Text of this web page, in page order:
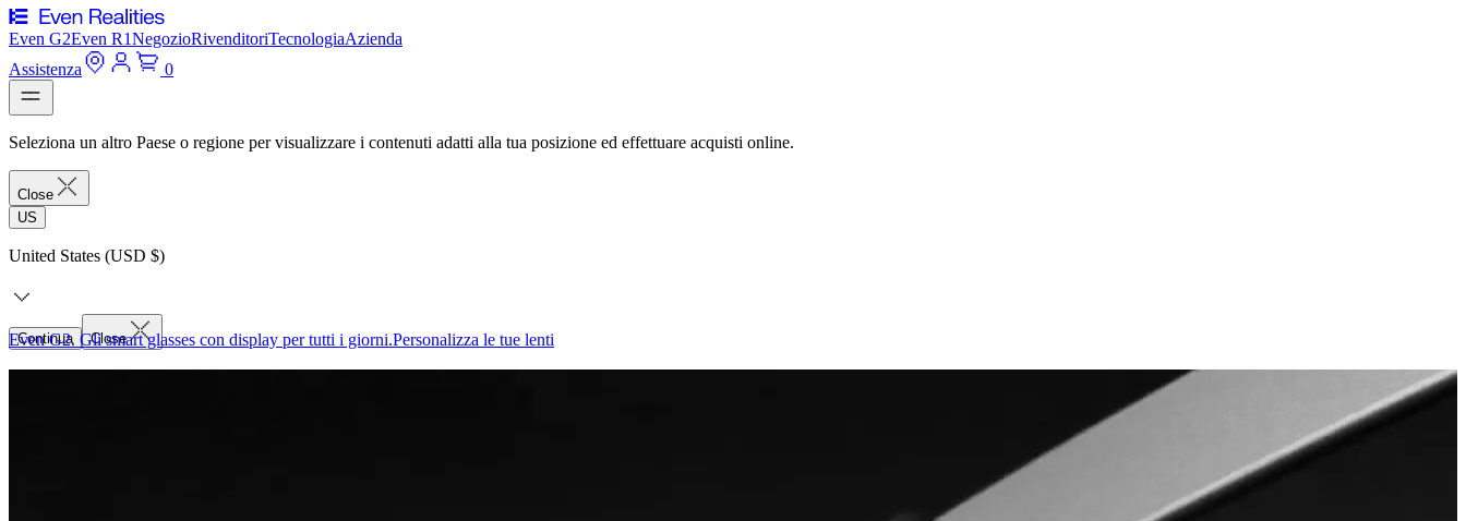
Even G2Even R1NegozioRivenditoriTecnologiaAzienda
Assistenza
0
Seleziona un altro Paese o regione per visualizzare i contenuti adatti alla tua posizione ed effettuare acquisti online.
Close
US
United States (USD $)
Continua Close
Even G2. Gli smart glasses con display per tutti i giorni.Personalizza le tue lenti